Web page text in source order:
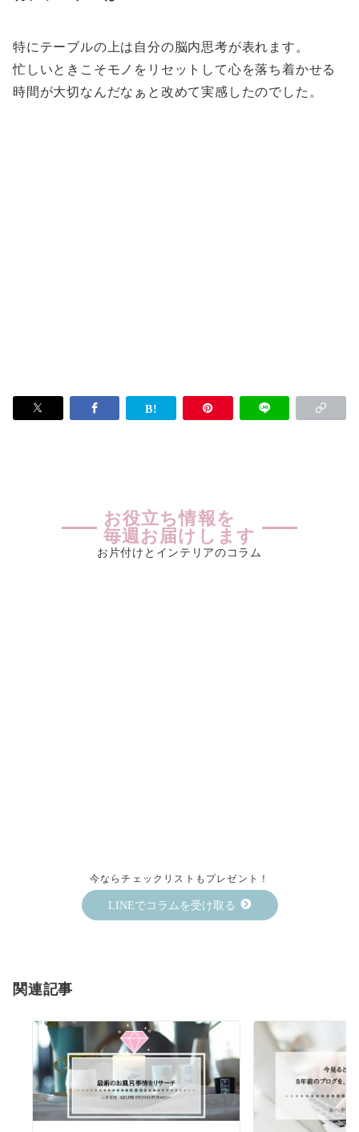
特にテーブルの上は自分の脳内思考が表れます。
忙しいときこそモノをリセットして心を落ち着かせる
時間が大切なんだなぁと改めて実感したのでした。
お役立ち情報を
毎週お届けします
お片付けとインテリアのコラム
今ならチェックリストもプレゼント！
LINEでコラムを受け取る
関連記事